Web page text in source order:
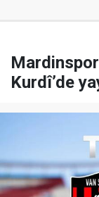
Kurdî’de